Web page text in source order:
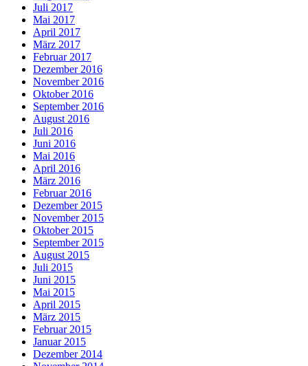
Juli 2017
Mai 2017
April 2017
März 2017
Februar 2017
Dezember 2016
November 2016
Oktober 2016
September 2016
August 2016
Juli 2016
Juni 2016
Mai 2016
April 2016
März 2016
Februar 2016
Dezember 2015
November 2015
Oktober 2015
September 2015
August 2015
Juli 2015
Juni 2015
Mai 2015
April 2015
März 2015
Februar 2015
Januar 2015
Dezember 2014